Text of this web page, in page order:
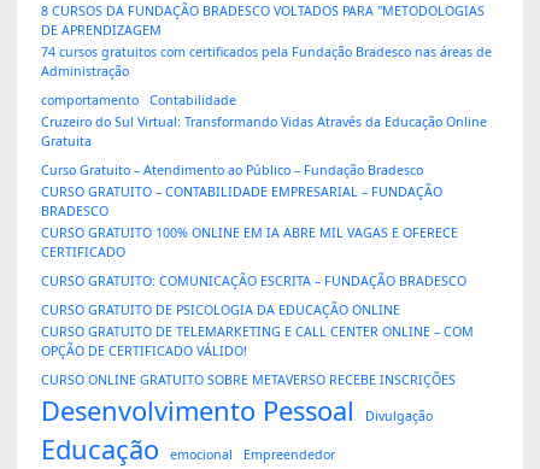
8 CURSOS DA FUNDAÇÃO BRADESCO VOLTADOS PARA "METODOLOGIAS
DE APRENDIZAGEM
74 cursos gratuitos com certificados pela Fundação Bradesco nas áreas de
Administração
comportamento
Contabilidade
Cruzeiro do Sul Virtual: Transformando Vidas Através da Educação Online
Gratuita
Curso Gratuito – Atendimento ao Público – Fundação Bradesco
CURSO GRATUITO – CONTABILIDADE EMPRESARIAL – FUNDAÇÃO
BRADESCO
CURSO GRATUITO 100% ONLINE EM IA ABRE MIL VAGAS E OFERECE
CERTIFICADO
CURSO GRATUITO: COMUNICAÇÃO ESCRITA – FUNDAÇÃO BRADESCO
CURSO GRATUITO DE PSICOLOGIA DA EDUCAÇÃO ONLINE
CURSO GRATUITO DE TELEMARKETING E CALL CENTER ONLINE – COM
OPÇÃO DE CERTIFICADO VÁLIDO!
CURSO ONLINE GRATUITO SOBRE METAVERSO RECEBE INSCRIÇÕES
Desenvolvimento Pessoal Divulgação
Educação emocional
Empreendedor